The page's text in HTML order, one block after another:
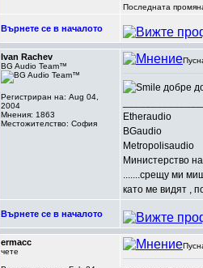
Последната
Върнете се в началото
Ivan Rachev
BG Audio Team™
Регистриран на: Aug 04,
2004
Мнения: 1863
Местожителство: София
добре
Etheraudio
BGaudio
Metropolisaudio
Министерство
.......срещу ми
като ме видят ,
Върнете се в началото
ermacc
чете